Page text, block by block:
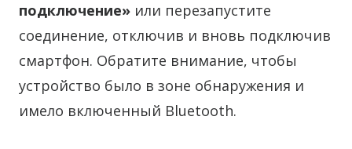
подключение» или перезапустите
соединение, отключив и вновь подключив
смартфон. Обратите внимание, чтобы
устройство было в зоне обнаружения и
имело включенный Bluetooth.